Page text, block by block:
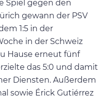
Spiel gegen den
gewann der PSV
1:5 in der
in der Schweiz
Hause erneut fünf
das 5:0 und damit
Diensten. Außerdem
sowie Érick Gutiérrez